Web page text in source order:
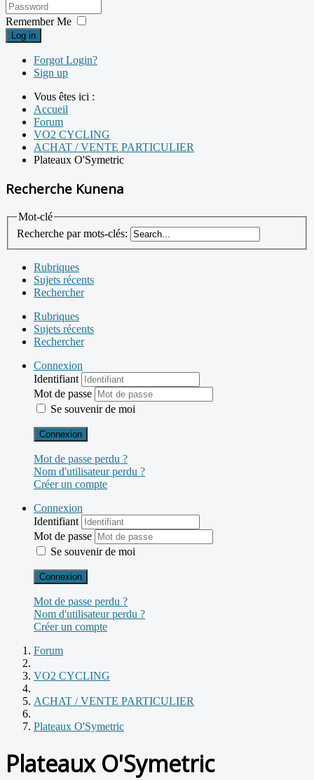
Remember Me
Log in
Forgot Login?
Sign up
Vous êtes ici :
Accueil
Forum
VO2 CYCLING
ACHAT / VENTE PARTICULIER
Plateaux O'Symetric
Recherche Kunena
Mot-clé
Recherche par mots-clés:
Rubriques
Sujets récents
Rechercher
Rubriques
Sujets récents
Rechercher
Connexion
Identifiant
Mot de passe
Se souvenir de moi
Connexion
Mot de passe perdu ?
Nom d'utilisateur perdu ?
Créer un compte
Connexion
Identifiant
Mot de passe
Se souvenir de moi
Connexion
Mot de passe perdu ?
Nom d'utilisateur perdu ?
Créer un compte
Forum
VO2 CYCLING
ACHAT / VENTE PARTICULIER
Plateaux O'Symetric
Plateaux O'Symetric